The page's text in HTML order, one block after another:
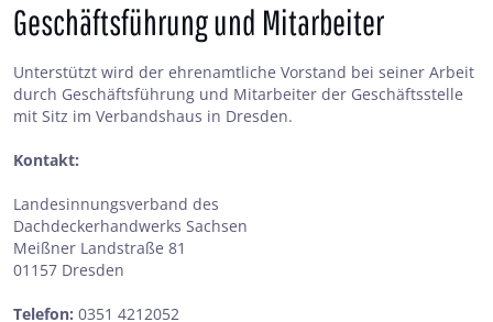
Geschäftsführung und Mitarbeiter
Unterstützt wird der ehrenamtliche Vorstand bei seiner Arbeit
durch Geschäftsführung und Mitarbeiter der Geschäftsstelle
mit Sitz im Verbandshaus in Dresden.
Kontakt:
Landesinnungsverband des
Dachdeckerhandwerks Sachsen
Meißner Landstraße 81
01157 Dresden
Telefon: 0351 4212052